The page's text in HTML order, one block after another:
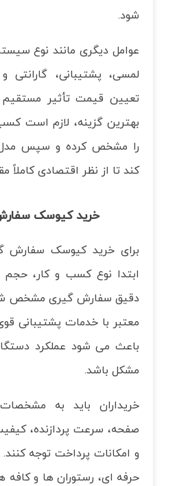
شود.
عوامل دیگری مانند نوع
لمسی، پشتیبانی، گارانتی
تعیین قیمت تأثیر مستقیم
بهترین گزینه، لازم است
را مشخص کرده و سپس مدل
کند تا از نظر اقتصادی کاملاً
خرید کیوسک سفارش
برای خرید کیوسک سفارش
ابتدا نوع کسب و کار، حجم
دقیق سفارش گیری مشخص
معتبر با خدمات پشتیبانی
باعث می شود عملکرد
مشکل باشد.
خریداران باید به
صفحه، سرعت پردازنده،
و امکانات پرداخت توجه
حرفه ای، رستوران ها و کافه